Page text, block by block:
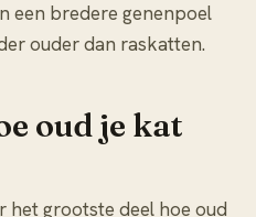
een bredere genenpoel
ouder dan raskatten.
oud je kat
grootste deel hoe oud